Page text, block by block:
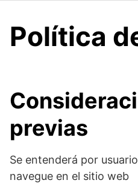
Política
previas
Se entenderá por
navegue en el sitio web